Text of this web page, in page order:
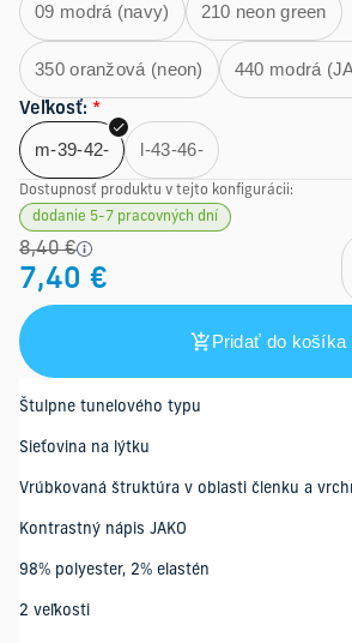
09 modrá (navy) 210 neon green
350 oranžová (neon) 440 modrá
Veľkosť: *
m-39-42- l-43-46-
Dostupnosť produktu v tejto konfigurácii:
dodanie 5-7 pracovných dní
8,40 €
7,40 €
Pridať do košíka
Štulpne tunelového typu
Sieťovina na lýtku
Vrúbkovaná štruktúra v oblasti členku a
Kontrastný nápis JAKO
98% polyester, 2% elastén
2 veľkosti